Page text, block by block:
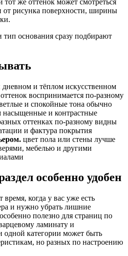
от рисунка поверхности, ширины
основания сразу подбирают
дневном и тёплом искусственном
воспринимается по-разному
и спокойные тона обычно
насыщенные и контрастные
оттенках по-разному видны
и фактура покрытия
цвет пола или стены лучше
мебелью и другими
особенно удобен
когда у вас уже есть
и нужно убрать лишние
полезно для страниц по
ламинату и
одной категории может быть
но разных по настроению